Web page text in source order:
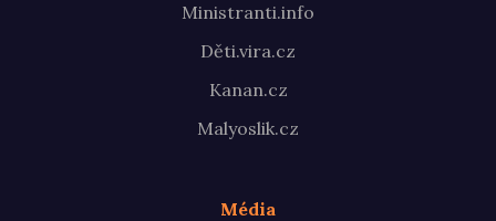
Ministranti.info
Děti.vira.cz
Kanan.cz
Malyoslik.cz
Média